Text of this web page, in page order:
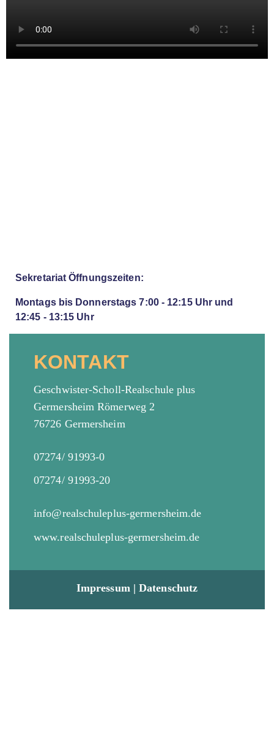
Sekretariat Öffnungszeiten:
Montags bis Donnerstags 7:00 - 12:15 Uhr und
12:45 - 13:15 Uhr
KONTAKT
Geschwister-Scholl-Realschule plus
Germersheim Römerweg 2
76726 Germersheim
07274/ 91993-0
07274/ 91993-20
info@realschuleplus-germersheim.de
www.realschuleplus-germersheim.de
Impressum|Datenschutz